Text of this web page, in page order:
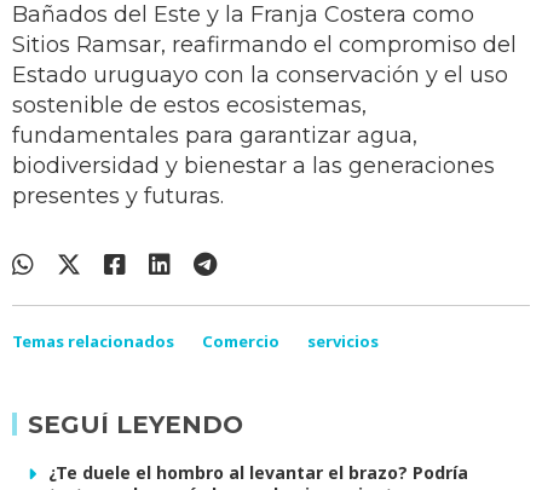
Bañados del Este y la Franja Costera como
Sitios Ramsar, reafirmando el compromiso del
Estado uruguayo con la conservación y el uso
sostenible de estos ecosistemas,
fundamentales para garantizar agua,
biodiversidad y bienestar a las generaciones
presentes y futuras.
Temas relacionados Comercio servicios
SEGUÍ LEYENDO
¿Te duele el hombro al levantar el brazo? Podría